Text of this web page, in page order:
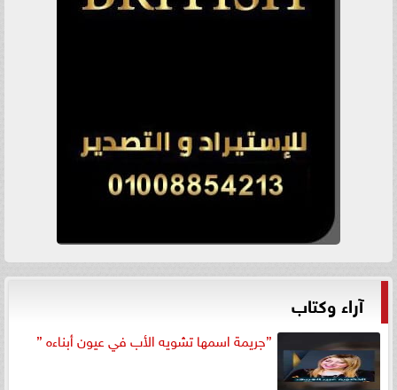
آراء وكتاب
”جريمة اسمها تشويه الأب في عيون أبناءه ”